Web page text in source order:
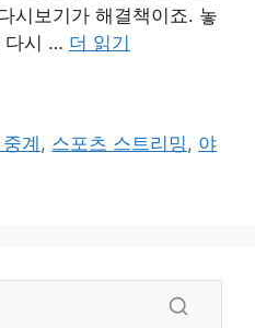
시보기가 해결책이죠. 놓
다시 … 더 읽기
계, 스포츠 스트리밍, 야